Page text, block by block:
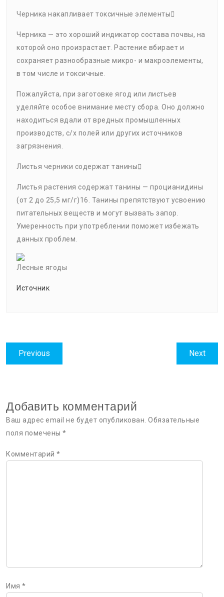
Черника накапливает токсичные элементы
Черника — это хороший индикатор состава почвы, на
которой оно произрастает. Растение вбирает и
сохраняет разнообразные микро- и макроэлементы,
в том числе и токсичные.
Пожалуйста, при заготовке ягод или листьев
уделяйте особое внимание месту сбора. Оно должно
находиться вдали от вредных промышленных
производств, с/х полей или других источников
загрязнения.
Листья черники содержат танины
Листья растения содержат танины — процианидины
(от 2 до 25,5 мг/г)16. Танины препятствуют усвоению
питательных веществ и могут вызвать запор.
Умеренность при употреблении поможет избежать
данных проблем.
Лесные ягоды
Источник
Навигация
по
Previous
post:
NextNext
post:
Добавить комментарий
Ваш адрес email не будет опубликован. Обязательные
поля помечены *
Комментарий *
Имя *